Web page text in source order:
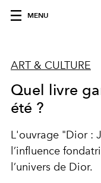
MENU
ART & CULTURE
Quel livre
été ?
L'ouvrage "Dior :
l’influence
l’univers de Dior.